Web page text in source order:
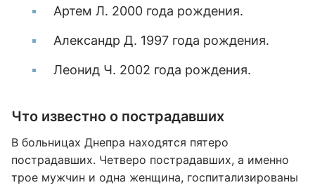
Артем Л. 2000 года рождения.
Александр Д. 1997 года рождения.
Леонид Ч. 2002 года рождения.
Что известно о пострадавших
В больницах Днепра находятся пятеро
пострадавших. Четверо пострадавших, а именно
трое мужчин и одна женщина, госпитализированы